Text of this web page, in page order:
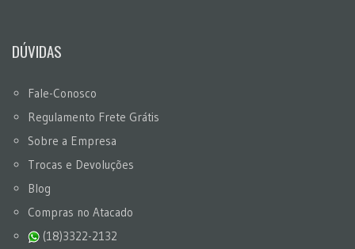
DÚVIDAS
Fale-Conosco
Regulamento Frete Grátis
Sobre a Empresa
Trocas e Devoluções
Blog
Compras no Atacado
(18)3322-2132